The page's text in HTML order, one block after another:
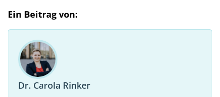
Ein Beitrag von:
Dr. Carola Rinker